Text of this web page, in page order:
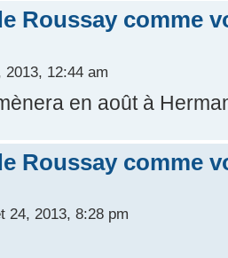
Roussay comme
12:44 am
en août à
Roussay comme
24, 2013, 8:28 pm